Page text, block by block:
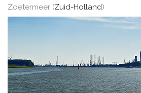
Zoetermeer (Zuid-Holland)